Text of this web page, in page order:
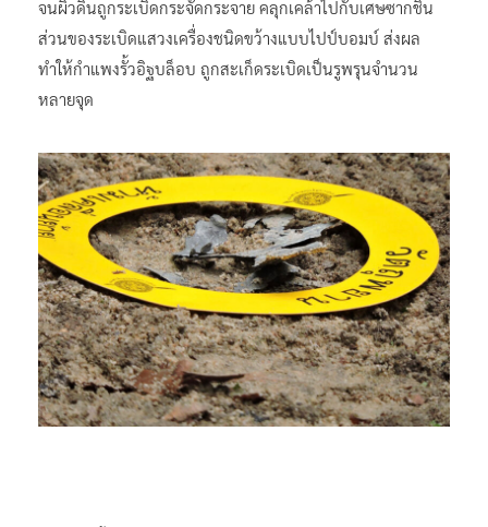
จนผิวดินถูกระเบิดกระจัดกระจาย คลุกเคล้าไปกับเศษซากชิ้น
ส่วนของระเบิดแสวงเครื่องชนิดขว้างแบบไปป์บอมบ์ ส่งผล
ทำให้กำแพงรั้วอิฐบล็อบ ถูกสะเก็ดระเบิดเป็นรูพรุนจำนวน
หลายจุด